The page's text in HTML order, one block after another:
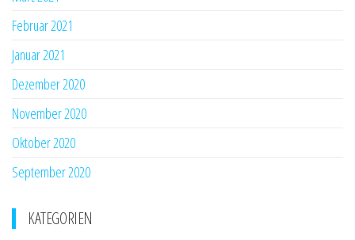
Februar 2021
Januar 2021
Dezember 2020
November 2020
Oktober 2020
September 2020
KATEGORIEN